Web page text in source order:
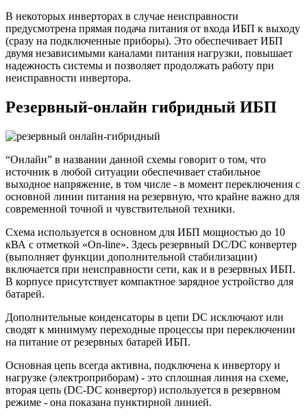
В некоторых инверторах в случае неисправности
предусмотрена прямая подача питания от входа ИБП к выходу
(сразу на подключенные приборы). Это обеспечивает ИБП
двумя независимыми каналами питания нагрузки, повышает
надежность системы и позволяет продолжать работу при
неисправности инвертора.
Резервный-онлайн гибридный ИБП
“Онлайн” в названии данной схемы говорит о том, что
источник в любой ситуации обеспечивает стабильное
выходное напряжение, в том числе - в момент переключения с
основной линии питания на резервную, что крайне важно для
современной точной и чувствительной техники.
Схема используется в основном для ИБП мощностью до 10
кВА с отметкой «On-line». Здесь резервный DC/DC конвертер
(выполняет функции дополнительной стабилизации)
включается при неисправности сети, как и в резервных ИБП.
В корпусе присутствует компактное зарядное устройство для
батарей.
Дополнительные конденсаторы в цепи DC исключают или
сводят к минимуму переходные процессы при переключении
на питание от резервных батарей ИБП.
Основная цепь всегда активна, подключена к инвертору и
нагрузке (электроприборам) - это сплошная линия на схеме,
вторая цепь (DC-DC конвертор) используется в резервном
режиме - она показана пунктирной линией.